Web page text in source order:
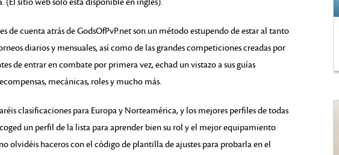
(El sitio web solo está disponible en inglés).
de cuenta atrás de GodsOfPvP.net son un método estupendo de estar al tanto
diarios y mensuales, así como de las grandes competiciones creadas por
de entrar en combate por primera vez, echad un vistazo a sus guías
mecánicas, roles y mucho más.
clasificaciones para Europa y Norteamérica, y los mejores perfiles de todas
un perfil de la lista para aprender bien su rol y el mejor equipamiento
olvidéis haceros con el código de plantilla de ajustes para probarla en el